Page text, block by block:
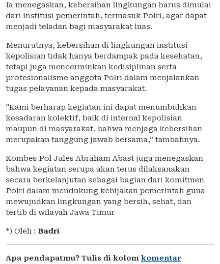
Ia menegaskan, kebersihan lingkungan harus dimulai
dari institusi pemerintah, termasuk Polri, agar dapat
menjadi teladan bagi masyarakat luas.
Menurutnya, kebersihan di lingkungan institusi
kepolisian tidak hanya berdampak pada kesehatan,
tetapi juga mencerminkan kedisiplinan serta
profesionalisme anggota Polri dalam menjalankan
tugas pelayanan kepada masyarakat.
“Kami berharap kegiatan ini dapat menumbuhkan
kesadaran kolektif, baik di internal kepolisian
maupun di masyarakat, bahwa menjaga kebersihan
merupakan tanggung jawab bersama,” tambahnya.
Kombes Pol Jules Abraham Abast juga menegaskan
bahwa kegiatan serupa akan terus dilaksanakan
secara berkelanjutan sebagai bagian dari komitmen
Polri dalam mendukung kebijakan pemerintah guna
mewujudkan lingkungan yang bersih, sehat, dan
tertib di wilayah Jawa Timur
*) Oleh : Badri
Apa pendapatmu? Tulis di kolom komentar